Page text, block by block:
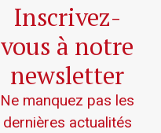
Inscrivez-
vous à notre
newsletter
Ne manquez pas les
dernières actualités